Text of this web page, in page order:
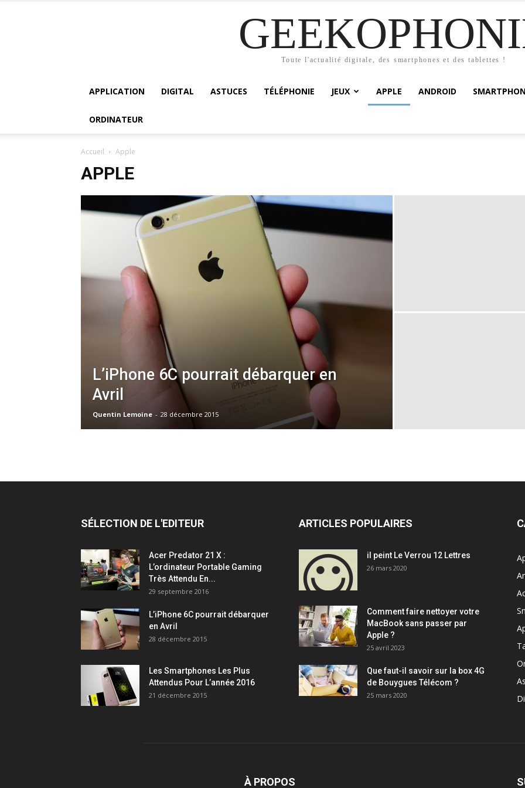
Toute l'actualité digitale, des smartphones et des tablettes !
APPLICATION DIGITAL ASTUCES TÉLÉPHONIE JEUX APPLE ANDROID
ORDINATEUR
Accueil Apple
APPLE
L’iPhone 6C pourrait débarquer en
Avril
Quentin Lemoine - 28 décembre 2015
SÉLECTION DE L'EDITEUR
Acer Predator 21 X :
L’ordinateur Portable Gaming
Très Attendu En...
29 septembre 2016
L’iPhone 6C pourrait débarquer
en Avril
28 décembre 2015
Les Smartphones Les Plus
Attendus Pour L’année 2016
21 décembre 2015
ARTICLES POPULAIRES
il peint Le Verrou 12 Lettres
26 mars 2020
Comment faire nettoyer votre
MacBook sans passer par
Apple ?
25 avril 2023
Que faut-il savoir sur la box 4G
de Bouygues Télécom ?
25 mars 2020
À PROPOS